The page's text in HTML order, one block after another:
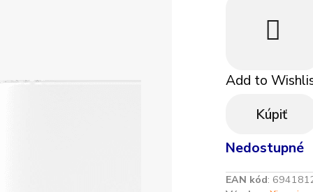
Add to
Kúpiť
Nedostupné
EAN kód: